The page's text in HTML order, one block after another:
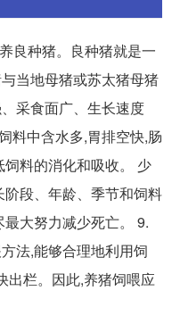
良种猪。良种猪就是一
当地母猪或苏太猪母猪
采食面广、生长速度
料中含水多,胃排空快,肠
料的消化和吸收。 少
段、年龄、季节和饲料
大努力减少死亡。 9.
法,能够合理地利用饲
出栏。因此,养猪饲喂应